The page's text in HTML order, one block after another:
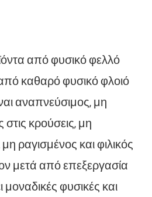
από φυσικό φελλό
καθαρό φυσικό φλοιό
αναπνεύσιμος, μη
στις κρούσεις, μη
ραγισμένος και φιλικός
μετά από επεξεργασία
φυσικές και